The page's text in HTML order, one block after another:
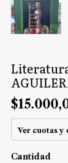
Ver cuotas y
Cantidad